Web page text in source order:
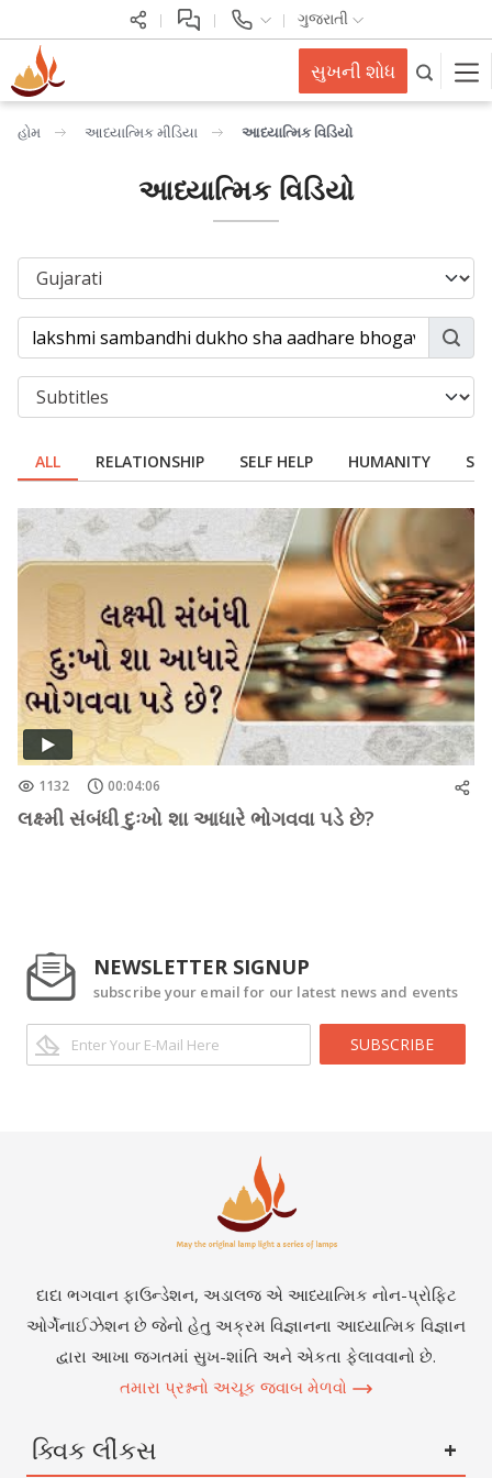
ગુજરાતી
સુખની શોધ
હોમ આધ્યાત્મિક મીડિયા આધ્યાત્મિક વિડિયો
આધ્યાત્મિક વિડિયો
ALL RELATIONSHIP SELF HELP HUMANITY
1132 00:04:06
લક્ષ્મી સંબંધી દુઃખો શા આધારે ભોગવવા પડે છે?
NEWSLETTER SIGNUP
subscribe your email for our latest news and events
SUBSCRIBE
દાદા ભગવાન ફાઉન્ડેશન, અડાલજ એ આધ્યાત્મિક નોન-પ્રોફિટ
ઓર્ગેનાઈઝેશન છે જેનો હેતુ અક્રમ વિજ્ઞાનના આધ્યાત્મિક વિજ્ઞાન
દ્વારા આખા જગતમાં સુખ-શાંતિ અને એકતા ફેલાવવાનો છે.
તમારા પ્રશ્નનો અચૂક જવાબ મેળવો
ક્વિક લીંકસ